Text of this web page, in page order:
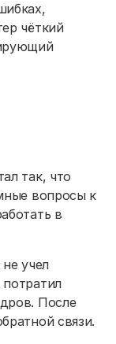
чёткий
так, что
вопросы к
в
учел
После
связи.